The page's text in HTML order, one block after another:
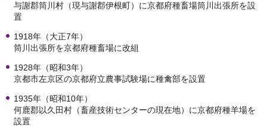
与謝郡筒川村（現与謝郡伊根町）に京都府種畜場筒川出張所を設
置
1918年（大正7年）
筒川出張所を京都府種畜場に改組
1928年（昭和3年）
京都市左京区の京都府立農事試験場に種禽部を設置
1935年（昭和10年）
何鹿郡以久田村（畜産技術センターの現在地）に京都府種羊場を
設置